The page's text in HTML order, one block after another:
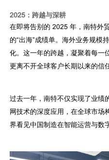
2025：跨越与深耕
在即将告别的 2025 年，南特外
的“出海”成绩单。海外业务规模
化。这一年的跨越，凝聚着每一
更离不开全球客户长期以来的信
过去一年，南特不仅实现了业绩
网技术的深度应用，在全球市场
界看见中国制造在智能运营与数